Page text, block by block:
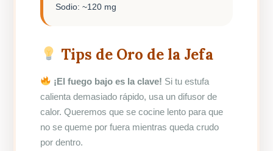
Sodio: ~120 mg
Tips de Oro de la Jefa
¡El fuego bajo es la clave! Si tu estufa
calienta demasiado rápido, usa un difusor de
calor. Queremos que se cocine lento para que
no se queme por fuera mientras queda crudo
por dentro.